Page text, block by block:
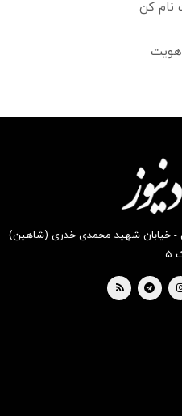
- خیابان شهید محمدی خدری (شاهین)
۵